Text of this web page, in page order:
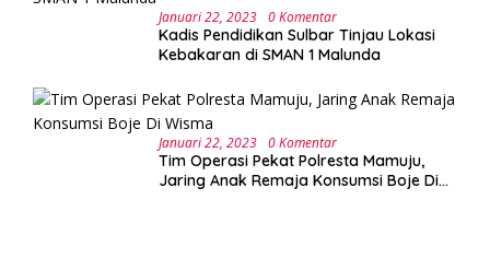
Januari 22, 2023 0 Komentar
Kadis Pendidikan Sulbar Tinjau Lokasi
Kebakaran di SMAN 1 Malunda
Januari 22, 2023 0 Komentar
Tim Operasi Pekat Polresta Mamuju,
Jaring Anak Remaja Konsumsi Boje Di